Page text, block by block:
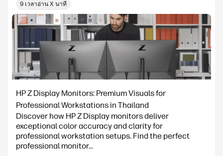
9 เวลาอ่าน X นาที
HP Z Display Monitors: Premium Visuals for
Professional Workstations in Thailand
Discover how HP Z Display monitors deliver
exceptional color accuracy and clarity for
professional workstation setups. Find the perfect
professional monitor...